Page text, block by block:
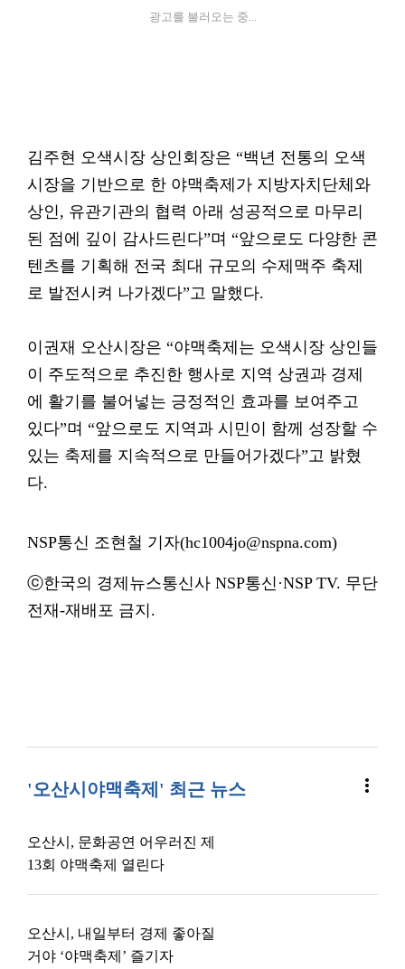
광고를 불러오는 중...
김주현 오색시장 상인회장은 “백년 전통의 오색
시장을 기반으로 한 야맥축제가 지방자치단체와
상인, 유관기관의 협력 아래 성공적으로 마무리
된 점에 깊이 감사드린다”며 “앞으로도 다양한 콘
텐츠를 기획해 전국 최대 규모의 수제맥주 축제
로 발전시켜 나가겠다”고 말했다.
이권재 오산시장은 “야맥축제는 오색시장 상인들
이 주도적으로 추진한 행사로 지역 상권과 경제
에 활기를 불어넣는 긍정적인 효과를 보여주고
있다”며 “앞으로도 지역과 시민이 함께 성장할 수
있는 축제를 지속적으로 만들어가겠다”고 밝혔
다.
NSP통신 조현철 기자(hc1004jo@nspna.com)
ⓒ한국의 경제뉴스통신사 NSP통신·NSP TV. 무단
전재-재배포 금지.
'오산시야맥축제' 최근 뉴스 more_vert
오산시, 문화공연 어우러진 제
13회 야맥축제 열린다
오산시, 내일부터 경제 좋아질
거야 ‘야맥축제’ 즐기자